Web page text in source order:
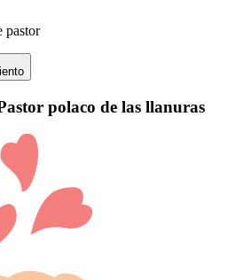
pastor
polaco de las llanuras